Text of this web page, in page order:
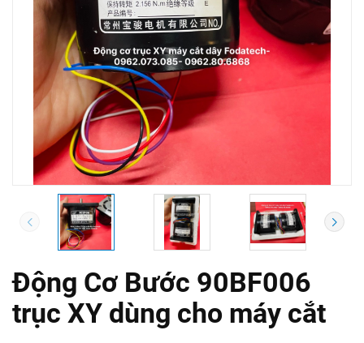
Động Cơ Bước 90BF006
trục XY dùng cho máy cắt